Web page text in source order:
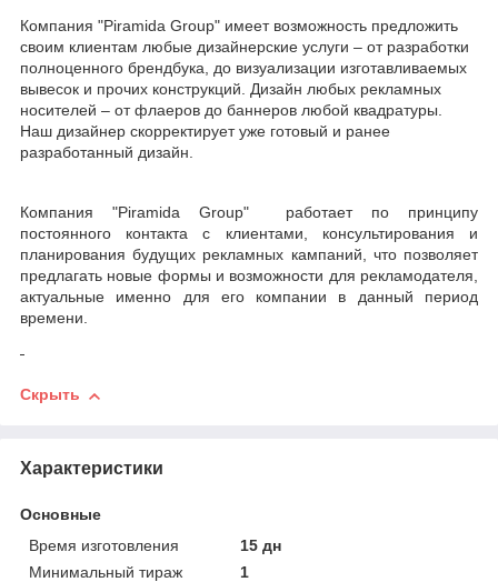
Компания "Piramida Group" имеет возможность предложить
своим клиентам любые дизайнерские услуги – от разработки
полноценного брендбука, до визуализации изготавливаемых
вывесок и прочих конструкций. Дизайн любых рекламных
носителей – от флаеров до баннеров любой квадратуры.
Наш дизайнер скорректирует уже готовый и ранее
разработанный дизайн.
Компания "Piramida Group"
работает по принципу
постоянного контакта с клиентами, консультирования и
планирования будущих рекламных кампаний, что позволяет
предлагать новые формы и возможности для рекламодателя,
актуальные именно для его компании в данный период
времени.
Скрыть
Характеристики
Основные
Время изготовления
15 дн
Минимальный тираж
1